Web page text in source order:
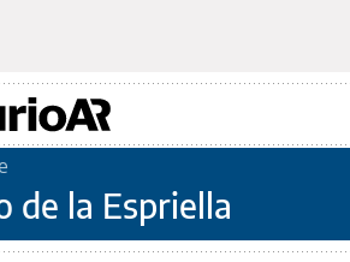
de la Espriella